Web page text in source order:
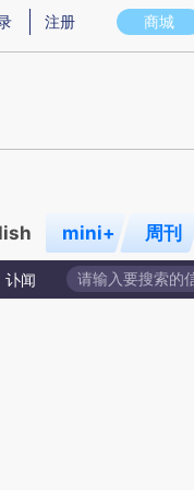
意图存在偏差。不代表财新
商城
注册
mini+ 周刊
讣闻